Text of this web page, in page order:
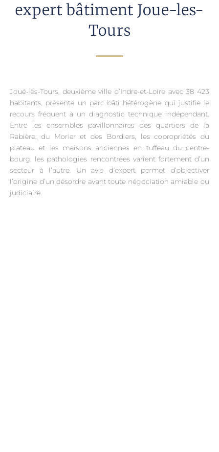
expert bâtiment Joue-les-
Tours
Joué-lès-Tours, deuxième ville d’Indre-et-Loire avec 38 423
habitants, présente un parc bâti hétérogène qui justifie le
recours fréquent à un diagnostic technique indépendant.
Entre les ensembles pavillonnaires des quartiers de la
Rabière, du Morier et des Bordiers, les copropriétés du
plateau et les maisons anciennes en tuffeau du centre-
bourg, les pathologies rencontrées varient fortement d’un
secteur à l’autre. Un avis d’expert permet d’objectiver
l’origine d’un désordre avant toute négociation amiable ou
judiciaire.